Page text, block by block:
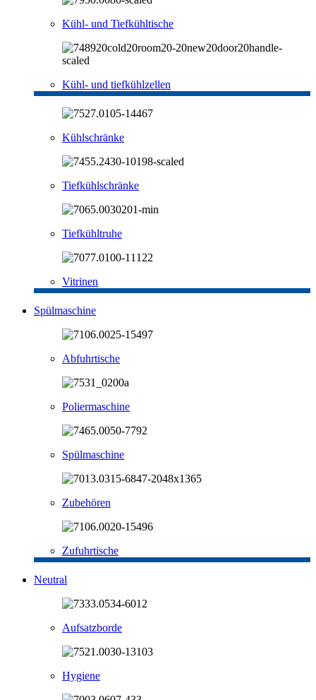
Kühl- und Tiefkühltische
Kühl- und tiefkühlzellen
Kühlschränke
Tiefkühlschränke
Tiefkühltruhe
Vitrinen
Spülmaschine
Abfuhrtische
Poliermaschine
Spülmaschine
Zubehören
Zufuhrtische
Neutral
Aufsatzborde
Hygiene